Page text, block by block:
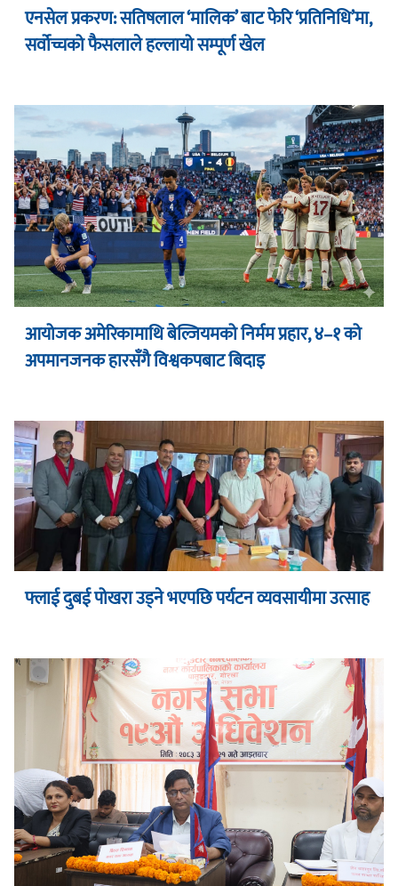
एनसेल प्रकरण: सतिषलाल ‘मालिक’ बाट फेरि ‘प्रतिनिधि’मा,
सर्वोच्चको फैसलाले हल्लायो सम्पूर्ण खेल
आयोजक अमेरिकामाथि बेल्जियमको निर्मम प्रहार, ४–१ को
अपमानजनक हारसँगै विश्वकपबाट बिदाइ
फ्लाई दुबई पोखरा उड्ने भएपछि पर्यटन व्यवसायीमा उत्साह